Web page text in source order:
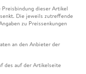
dieser Artikel
Die jeweils zutreffende
zu Preissenkungen
an den Anbieter der
des auf der Artikelseite